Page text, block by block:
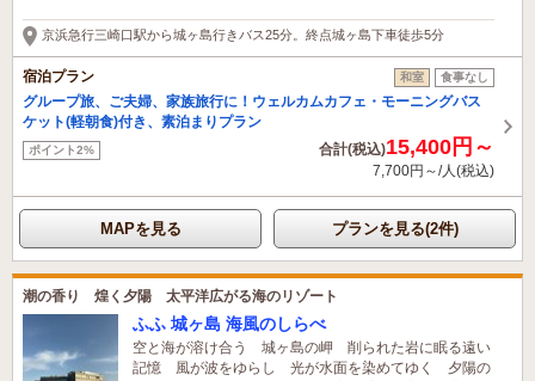
京浜急行三崎口駅から城ヶ島行きバス25分。終点城ヶ島下車徒歩5分
宿泊プラン 和室 食事なし
グループ旅、ご夫婦、家族旅行に！ウェルカムカフェ・モーニングバス
ケット(軽朝食)付き、素泊まりプラン
ポイント2% 合計(税込)15,400円～
7,700円～/人(税込)
MAPを見る プランを見る(2件)
潮の香り 煌く夕陽 太平洋広がる海のリゾート
ふふ 城ヶ島 海風のしらべ
空と海が溶け合う 城ヶ島の岬 削られた岩に眠る遠い
記憶 風が波をゆらし 光が水面を染めてゆく 夕陽の